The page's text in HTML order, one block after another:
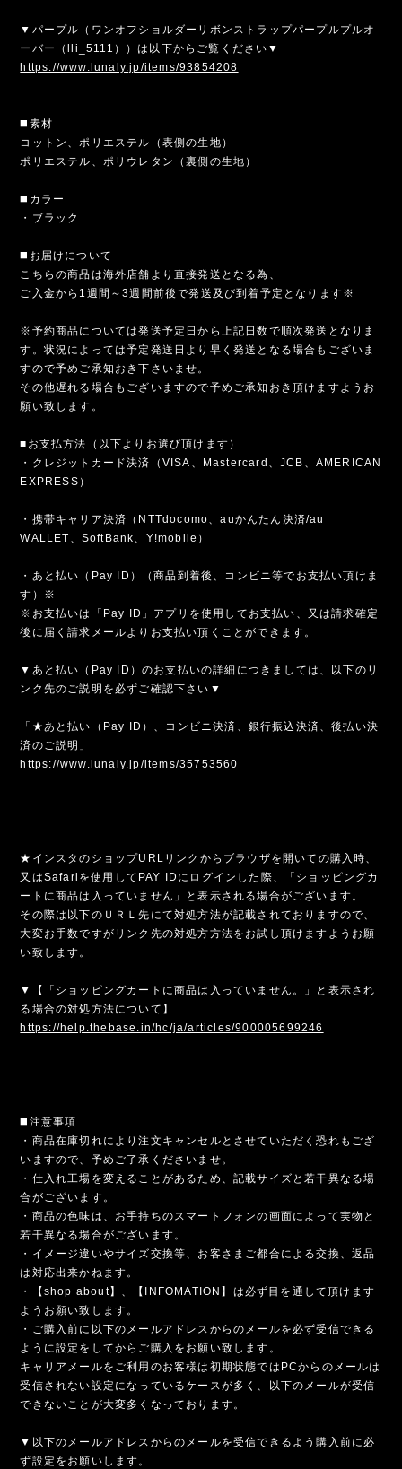
▼パープル（ワンオフショルダーリボンストラップパープルプルオ
ーバー（lli_5111））は以下からご覧ください▼
https://www.lunaly.jp/items/93854208
◼️素材
コットン、ポリエステル（表側の生地）
ポリエステル、ポリウレタン（裏側の生地）
◼️カラー
・ブラック
◼️お届けについて
こちらの商品は海外店舗より直接発送となる為、
ご入金から1週間～3週間前後で発送及び到着予定となります※
※予約商品については発送予定日から上記日数で順次発送となりま
す。状況によっては予定発送日より早く発送となる場合もございま
すので予めご承知おき下さいませ。
その他遅れる場合もございますので予めご承知おき頂けますようお
願い致します。
■お支払方法（以下よりお選び頂けます）
・クレジットカード決済（VISA、Mastercard、JCB、AMERICAN
EXPRESS）
・携帯キャリア決済（NTTdocomo、auかんたん決済/au
WALLET、SoftBank、Y!mobile）
・あと払い（Pay ID）（商品到着後、コンビニ等でお支払い頂けま
す）※
※お支払いは「Pay ID」アプリを使用してお支払い、又は請求確定
後に届く請求メールよりお支払い頂くことができます。
▼あと払い（Pay ID）のお支払いの詳細につきましては、以下のリ
ンク先のご説明を必ずご確認下さい▼
「★あと払い（Pay ID）、コンビニ決済、銀行振込決済、後払い決
済のご説明」
https://www.lunaly.jp/items/35753560
★インスタのショップURLリンクからブラウザを開いての購入時、
又はSafariを使用してPAY IDにログインした際、「ショッピングカ
ートに商品は入っていません」と表示される場合がございます。
その際は以下のＵＲＬ先にて対処方法が記載されておりますので、
大変お手数ですがリンク先の対処方方法をお試し頂けますようお願
い致します。
▼【「ショッピングカートに商品は入っていません。」と表示され
る場合の対処方法について】
https://help.thebase.in/hc/ja/articles/900005699246
◼️注意事項
・商品在庫切れにより注文キャンセルとさせていただく恐れもござ
いますので、予めご了承くださいませ。
・仕入れ工場を変えることがあるため、記載サイズと若干異なる場
合がございます。
・商品の色味は、お手持ちのスマートフォンの画面によって実物と
若干異なる場合がございます。
・イメージ違いやサイズ交換等、お客さまご都合による交換、返品
は対応出来かねます。
・【shop about】、【INFOMATION】は必ず目を通して頂けます
ようお願い致します。
・ご購入前に以下のメールアドレスからのメールを必ず受信できる
ように設定をしてからご購入をお願い致します。
キャリアメールをご利用のお客様は初期状態ではPCからのメールは
受信されない設定になっているケースが多く、以下のメールが受信
できないことが大変多くなっております。
▼以下のメールアドレスからのメールを受信できるよう購入前に必
ず設定をお願いします。